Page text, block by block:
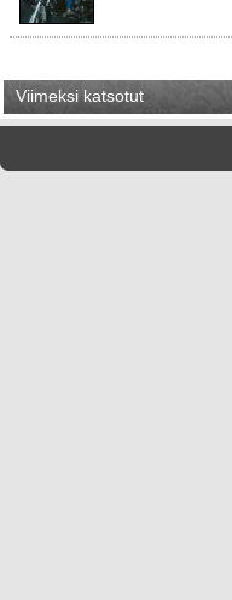
Viimeksi katsotut